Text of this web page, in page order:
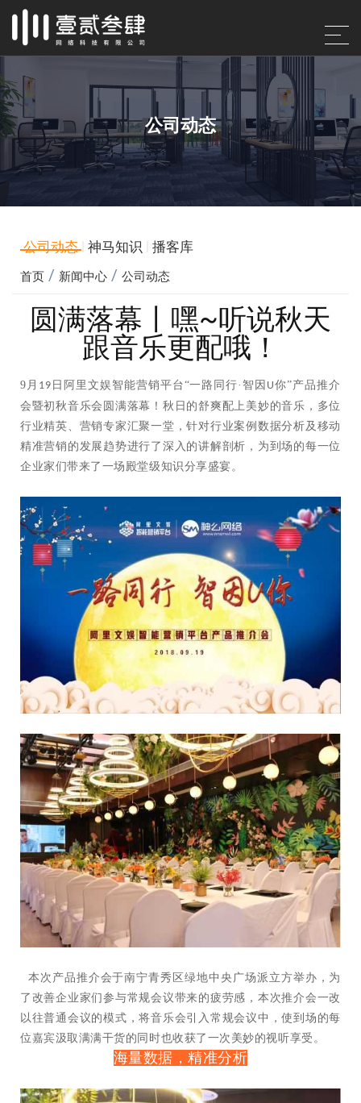
公司动态
公司动态 神马知识 播客库
首页 / 新闻中心 / 公司动态
圆满落幕丨嘿~听说秋天
跟音乐更配哦！
9 月 19 日阿里文娱智能营销平台“一路同行·智因 U你”产品推介
会暨初秋音乐会圆满落幕！秋日的舒爽配上美妙的音乐，多位
行业精英、营销专家汇聚一堂，针对行业案例数据分析及移动
精准营销的发展趋势进行了深入的讲解剖析，为到场的每一位
企业家们带来了一场殿堂级知识分享盛宴。
本次产品推介会于南宁青秀区绿地中央广场派立方举办，为
了改善企业家们参与常规会议带来的疲劳感，本次推介会一改
以往普通会议的模式，将音乐会引入常规会议中，使到场的每
位嘉宾汲取满满干货的同时也收获了一次美妙的视听享受。
海量数据，精准分析